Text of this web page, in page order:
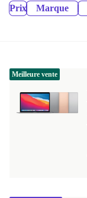
Prix Marque
Meilleure vente